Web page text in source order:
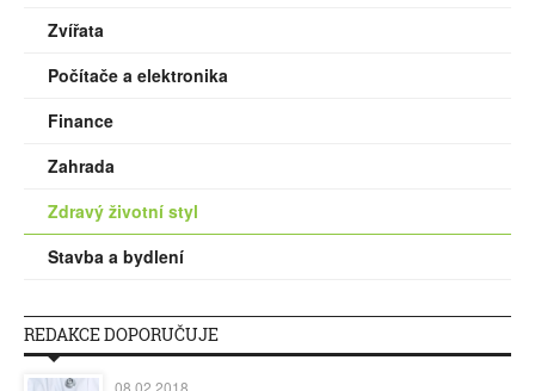
Zvířata
Počítače a elektronika
Finance
Zahrada
Zdravý životní styl
Stavba a bydlení
REDAKCE DOPORUČUJE